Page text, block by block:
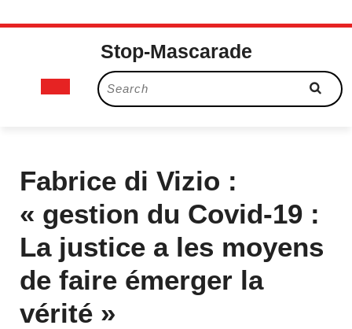
Skip
Stop-Mascarade
Open
Search
for:
Fabrice di Vizio :
« gestion du Covid-19 :
La justice a les moyens
de faire émerger la
vérité »